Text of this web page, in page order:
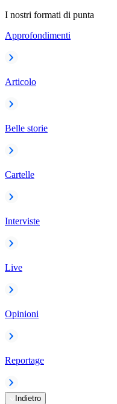
I nostri formati di punta
Approfondimenti
Articolo
Belle storie
Cartelle
Interviste
Live
Opinioni
Reportage
Indietro